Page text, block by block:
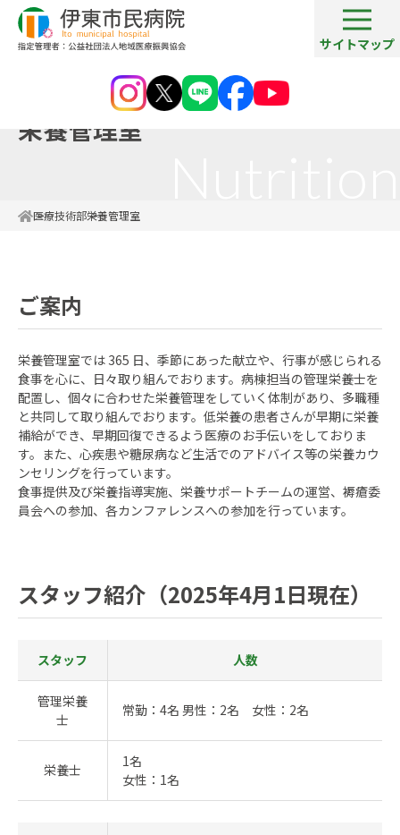
サイトマップ
栄養管理室
医療技術部栄養管理室
ご案内
栄養管理室では 365 日、季節にあった献立や、行事が感じられる
食事を心に、日々取り組んでおります。病棟担当の管理栄養士を
配置し、個々に合わせた栄養管理をしていく体制があり、多職種
と共同して取り組んでおります。低栄養の患者さんが早期に栄養
補給ができ、早期回復できるよう医療のお手伝いをしておりま
す。また、心疾患や糖尿病など生活でのアドバイス等の栄養カウ
ンセリングを行っています。
食事提供及び栄養指導実施、栄養サポートチームの運営、褥瘡委
員会への参加、各カンファレンスへの参加を行っています。
スタッフ紹介（2025年4月1日現在）
スタッフ 人数
管理栄養
士
常勤：4名 男性：2名 女性：2名
栄養士
1名
女性：1名